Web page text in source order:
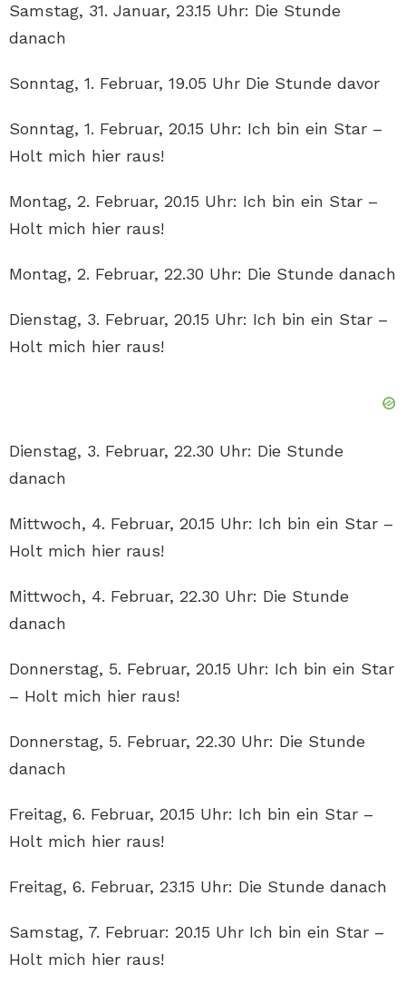
Samstag, 31. Januar, 23.15 Uhr: Die Stunde
danach
Sonntag, 1. Februar, 19.05 Uhr Die Stunde davor
Sonntag, 1. Februar, 20.15 Uhr: Ich bin ein Star –
Holt mich hier raus!
Montag, 2. Februar, 20.15 Uhr: Ich bin ein Star –
Holt mich hier raus!
Montag, 2. Februar, 22.30 Uhr: Die Stunde danach
Dienstag, 3. Februar, 20.15 Uhr: Ich bin ein Star –
Holt mich hier raus!
Dienstag, 3. Februar, 22.30 Uhr: Die Stunde
danach
Mittwoch, 4. Februar, 20.15 Uhr: Ich bin ein Star –
Holt mich hier raus!
Mittwoch, 4. Februar, 22.30 Uhr: Die Stunde
danach
Donnerstag, 5. Februar, 20.15 Uhr: Ich bin ein Star
– Holt mich hier raus!
Donnerstag, 5. Februar, 22.30 Uhr: Die Stunde
danach
Freitag, 6. Februar, 20.15 Uhr: Ich bin ein Star –
Holt mich hier raus!
Freitag, 6. Februar, 23.15 Uhr: Die Stunde danach
Samstag, 7. Februar: 20.15 Uhr Ich bin ein Star –
Holt mich hier raus!